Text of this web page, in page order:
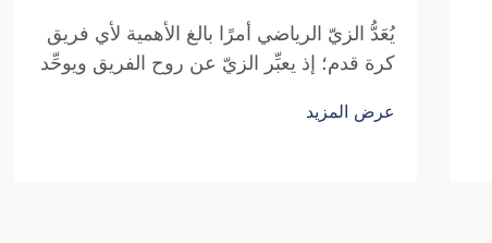
يُعَدُّ الزيّ الرياضي أمرًا بالغ الأهمية لأي فريق
كرة قدم؛ إذ يعبِّر الزيّ عن روح الفريق ويوحِّد
بولانغ للتجارة ندرك جيدًا كيف يمكن للتصميم
عرض المزيد